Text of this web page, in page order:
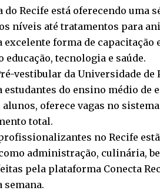
Recife está oferecendo uma
níveis até tratamentos para
forma de capacitação
educação, tecnologia e saúde.
vestibular da Universidade de
do ensino médio de
alunos, oferece vagas no
total.
no Recife
administração, culinária,
pela plataforma Conecta